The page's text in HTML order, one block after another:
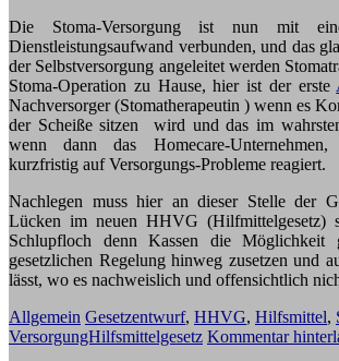
Die Stoma-Versorgung ist nun mit
Dienstleistungsaufwand verbunden, und das
der Selbstversorgung angeleitet werden
Stoma-Operation zu Hause, hier ist der erste
Nachversorger (Stomatherapeutin ) wenn es
der Scheiße sitzen wird und das im
wenn dann das Homecare-Unternehmen,
kurzfristig auf Versorgungs-Probleme reagiert.
Nachlegen muss hier an dieser Stelle der
Lücken im neuen HHVG (Hilfmittelgesetz)
Schlupfloch denn Kassen die
gesetzlichen Regelung hinweg zusetzen und
lässt, wo es nachweislich und offensichtlich
Allgemein Gesetzentwurf, HHVG, Hilfsmittel,
VersorgungHilfsmittelgesetz Kommentar